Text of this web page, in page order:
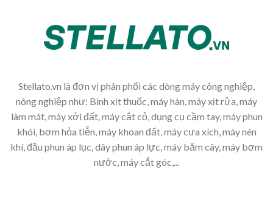
Stellato.vn là đơn vị phân phối các dòng máy công nghiệp,
nông nghiệp như: Bình xịt thuốc, máy hàn, máy xịt rửa, máy
làm mát, máy xới đất, máy cắt cỏ, dụng cụ cầm tay, máy phun
khói, bơm hỏa tiễn, máy khoan đất, máy cưa xích, máy nén
khí, đầu phun áp lục, dây phun áp lực, máy băm cây, máy bơm
nước, máy cắt góc,...